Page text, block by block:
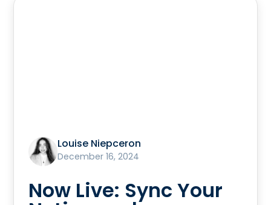
Louise Niepceron
December 16, 2024
Now Live: Sync Your